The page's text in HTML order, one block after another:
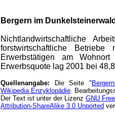
Bergern im
Nichtlandwirtschaftliche
forstwirtschaftliche
Erwerbstätigen am
Erwerbsquote lag 2001 bei
Quellenangabe: Die Seite "
Wikipedia Enzyklopädie.
Der Text ist unter der Lizenz GNU
Attribution-ShareAlike 3.0 Unported